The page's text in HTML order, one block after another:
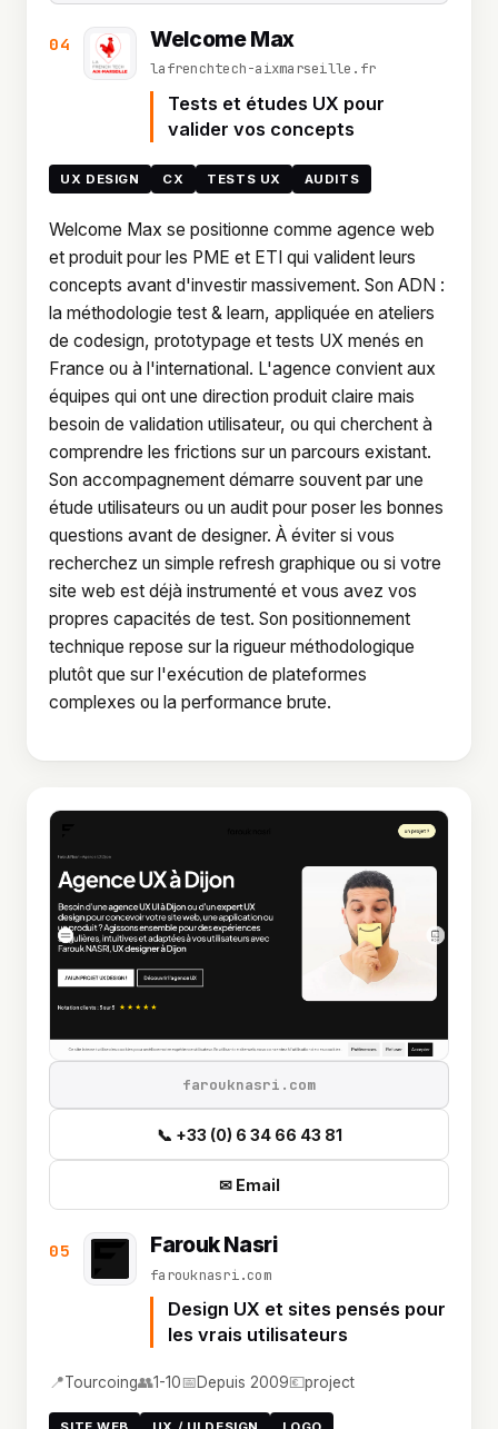
04 Welcome Max
lafrenchtech-aixmarseille.fr
Tests et études UX pour
valider vos concepts
UX DESIGN CX TESTS UX AUDITS
Welcome Max se positionne comme agence web
et produit pour les PME et ETI qui valident leurs
concepts avant d'investir massivement. Son ADN :
la méthodologie test & learn, appliquée en ateliers
de codesign, prototypage et tests UX menés en
France ou à l'international. L'agence convient aux
équipes qui ont une direction produit claire mais
besoin de validation utilisateur, ou qui cherchent à
comprendre les frictions sur un parcours existant.
Son accompagnement démarre souvent par une
étude utilisateurs ou un audit pour poser les bonnes
questions avant de designer. À éviter si vous
recherchez un simple refresh graphique ou si votre
site web est déjà instrumenté et vous avez vos
propres capacités de test. Son positionnement
technique repose sur la rigueur méthodologique
plutôt que sur l'exécution de plateformes
complexes ou la performance brute.
05 Farouk Nasri
farouknasri.com
Design UX et sites pensés pour
les vrais utilisateurs
📍Tourcoing👥1-10📅Depuis 2009💶project
farouknasri.com
📞 +33 (0) 6 34 66 43 81
✉ Email